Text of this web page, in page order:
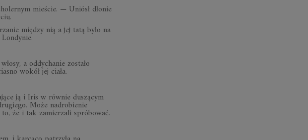
mieście. — Uniósł dłonie
między nią a jej tatą było na
a oddychanie zostało
wokół jej ciała.
ją i Iris w równie duszącym
Może nadrobienie
że i tak zamierzali spróbować.